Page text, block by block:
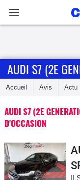
Accueil
Essais
Guide
d'achat
AUDI S7 (2E
Accueil Avis Actu
AUDI S7 (2E
D'OCCASION